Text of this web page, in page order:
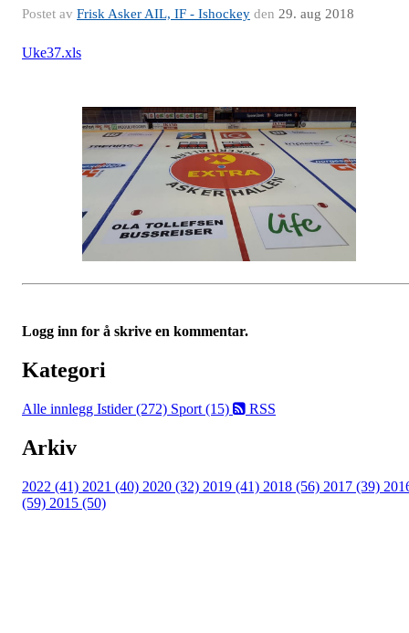
Postet av Frisk Asker AIL, IF - Ishockey den 29. aug 2018
Uke37.xls
Logg inn for å skrive en kommentar.
Kategori
Alle innlegg Istider (272) Sport (15) RSS
Arkiv
2022 (41) 2021 (40) 2020 (32) 2019 (41) 2018 (56) 2017 (39)
(59) 2015 (50)